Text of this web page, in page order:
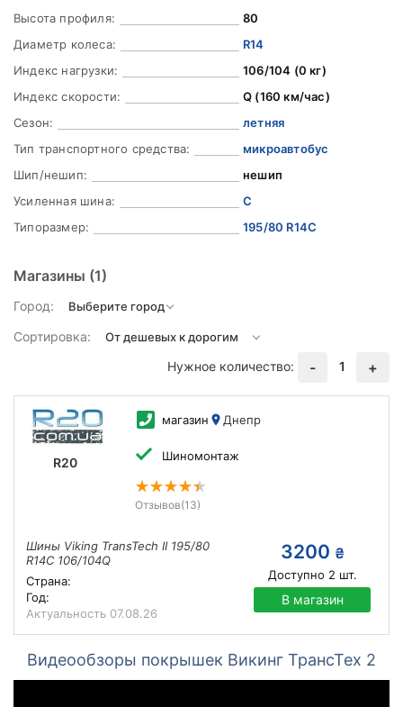
Высота профиля:
80
Диаметр колеса:
R14
Индекс нагрузки:
106/104 (0 кг)
Индекс скорости:
Q (160 км/час)
Сезон:
летняя
Тип транспортного средства:
микроавтобус
Шип/нешип:
нешип
Усиленная шина:
C
Типоразмер:
195/80 R14C
Магазины (1)
Город:
Сортировка:
Нужное количество:
- 1 +
R20
магазин Днепр
Шиномонтаж
Отзывов(13)
Шины Viking TransTech II 195/80
R14C 106/104Q
Страна:
Год:
Актуальность 07.08.26
3200 ₴
Доступно 2 шт.
В магазин
Видеообзоры покрышек Викинг ТрансТех 2